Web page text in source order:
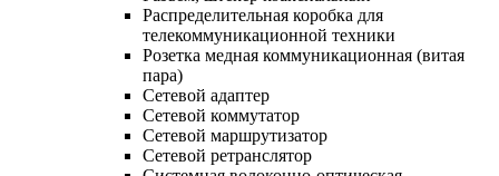
Распределительная коробка для
телекоммуникационной техники
Розетка медная коммуникационная (витая
пара)
Сетевой адаптер
Сетевой коммутатор
Сетевой маршрутизатор
Сетевой ретранслятор